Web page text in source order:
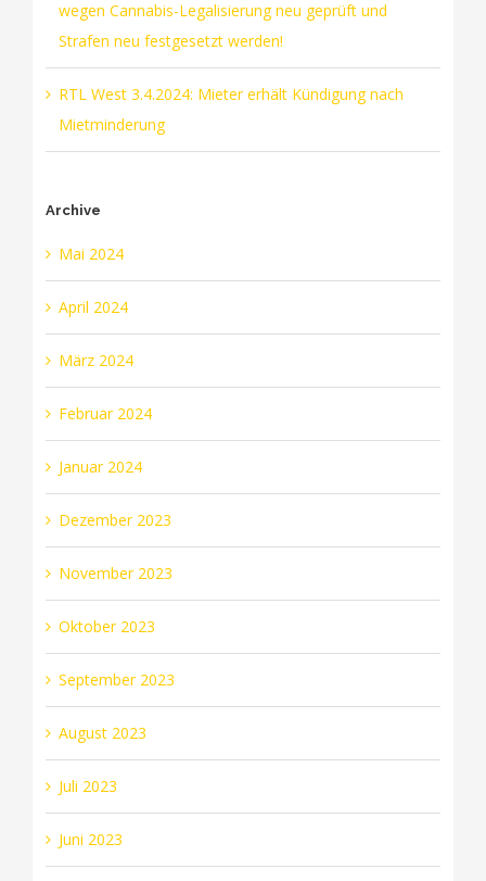
wegen Cannabis-Legalisierung neu geprüft und
Strafen neu festgesetzt werden!
RTL West 3.4.2024: Mieter erhält Kündigung nach
Mietminderung
Archive
Mai 2024
April 2024
März 2024
Februar 2024
Januar 2024
Dezember 2023
November 2023
Oktober 2023
September 2023
August 2023
Juli 2023
Juni 2023